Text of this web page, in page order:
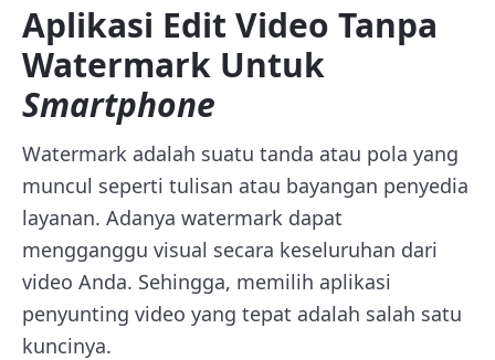
Aplikasi Edit Video Tanpa
Watermark Untuk
Smartphone
Watermark adalah suatu tanda atau pola yang
muncul seperti tulisan atau bayangan penyedia
layanan. Adanya watermark dapat
mengganggu visual secara keseluruhan dari
video Anda. Sehingga, memilih aplikasi
penyunting video yang tepat adalah salah satu
kuncinya.